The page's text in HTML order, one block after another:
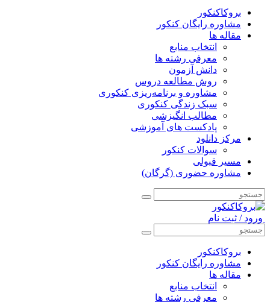
بروکاکنکور
مشاوره رایگان کنکور
مقاله ها
انتخاب منابع
معرفی رشته ها
دانش آزمون
روش مطالعه دروس
مشاوره و برنامه‌ریزی کنکوری
سبک زندگی کنکوری
مطالب انگیزشی
پادکست های آموزشی
مرکز دانلود
سوالات کنکور
مسیر قبولی
مشاوره حضوری (گرگان)
ورود / ثبت نام
بروکاکنکور
مشاوره رایگان کنکور
مقاله ها
انتخاب منابع
معرفی رشته ها